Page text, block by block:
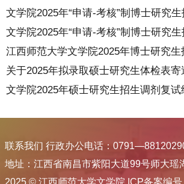
文学院2025年“申请-考核”制博士研究
文学院2025年“申请-考核”制博士研究
江西师范大学文学院2025年博士研究生
关于2025年拟录取硕士研究生体检表寄
文学院2025年硕士研究生招生调剂复试
联系我们 行政办公电话：
地址：江西省南昌市紫阳大道99号师大瑶
2025 © 江西师范大学文学院 ICP备案编